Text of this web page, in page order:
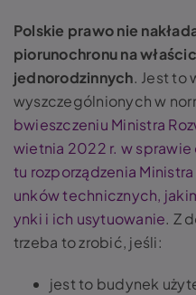
Polskie prawo nie
piorunochronu na
jednorodzinnych. Jest to
wyszczególnionych w
bwieszczeniu Ministra
wietnia 2022 r. w
tu rozporządzenia
unków technicznych,
ynki i ich usytuowanie. Z
trzeba to zrobić, jeśli:
jest to budynek